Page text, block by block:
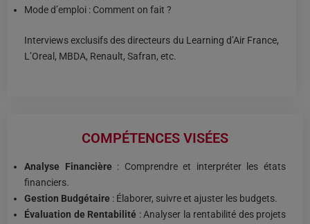
Mode d’emploi : Comment on fait ?
Interviews exclusifs des directeurs du Learning d’Air France,
L’Oreal, MBDA, Renault, Safran, etc.
COMPÉTENCES VISÉES
Analyse Financière : Comprendre et interpréter les états
financiers.
Gestion Budgétaire : Élaborer, suivre et ajuster les budgets.
Évaluation de Rentabilité : Analyser la rentabilité des projets